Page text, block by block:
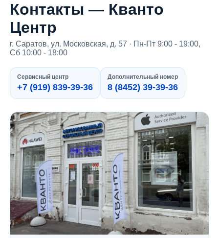
Контакты — Кванто
Центр
г. Саратов, ул. Московская, д. 57 · Пн-Пт 9:00 - 19:00,
Сб 10:00 - 18:00
Сервисный центр
+7 (919) 839-39-36
Дополнительный номер
8 (8452) 39-39-36